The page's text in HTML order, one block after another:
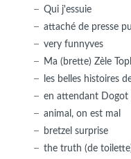
Qui j'essuie
attaché de presse
very funnyves
Ma (brette) Zèle
les belles histoires
en attendant Dogot
animal, on est mal
bretzel surprise
the truth (de